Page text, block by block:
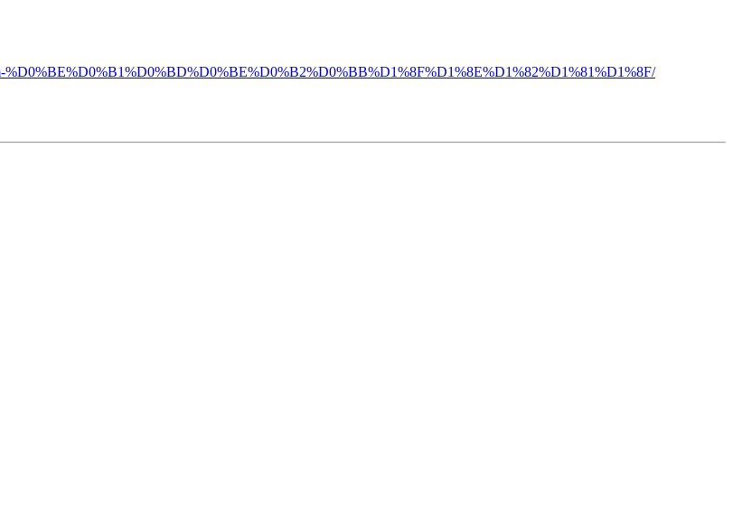
%D0%BE%D0%B1%D0%BD%D0%BE%D0%B2%D0%BB%D1%8F%D1%8E%D1%82%D1%81%D1%8F/